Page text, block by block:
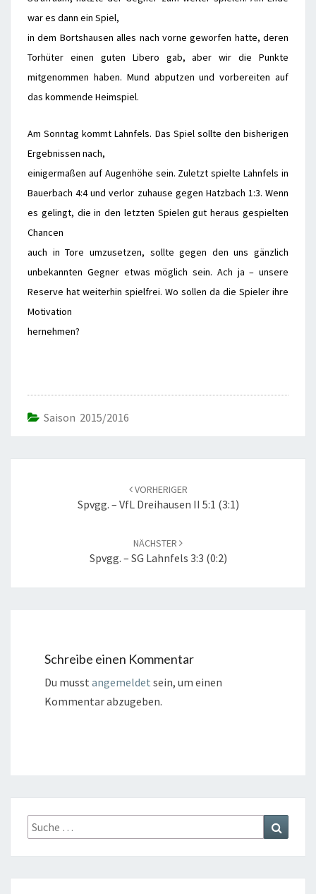
war es dann ein Spiel,
in dem Bortshausen alles nach vorne geworfen hatte, deren
Torhüter einen guten Libero gab, aber wir die Punkte
mitgenommen haben. Mund abputzen und vorbereiten auf
das kommende Heimspiel.
Am Sonntag kommt Lahnfels. Das Spiel sollte den bisherigen
Ergebnissen nach,
einigermaßen auf Augenhöhe sein. Zuletzt spielte Lahnfels in
Bauerbach 4:4 und verlor zuhause gegen Hatzbach 1:3. Wenn
es gelingt, die in den letzten Spielen gut heraus gespielten
Chancen
auch in Tore umzusetzen, sollte gegen den uns gänzlich
unbekannten Gegner etwas möglich sein. Ach ja – unsere
Reserve hat weiterhin spielfrei. Wo sollen da die Spieler ihre
Motivation
hernehmen?
Saison 2015/2016
VORHERIGER
Spvgg. – VfL Dreihausen II 5:1 (3:1)
NÄCHSTER
Spvgg. – SG Lahnfels 3:3 (0:2)
Schreibe einen Kommentar
Du musst angemeldet sein, um einen
Kommentar abzugeben.
Suche
nach: